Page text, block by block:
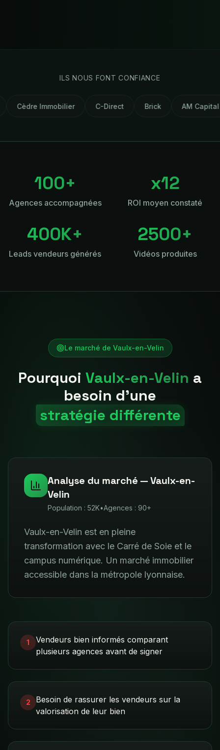
ILS NOUS FONT CONFIANCE
C-Direct Brick AM Capital Certisteril
100+
Agences accompagnées
x12
ROI moyen constaté
400K+
Leads vendeurs générés
2500+
Vidéos produites
Le marché de Vaulx-en-Velin
Pourquoi Vaulx-en-Velin a
besoin d'une
stratégie différente
Analyse du marché —Vaulx-en-
Velin
Population : 52K•Agences : 90+
Vaulx-en-Velin est en pleine
transformation avec le Carré de Soie et le
campus numérique. Un marché immobilier
accessible dans la métropole lyonnaise.
1
Vendeurs bien informés comparant
plusieurs agences avant de signer
2
Besoin de rassurer les vendeurs sur la
valorisation de leur bien